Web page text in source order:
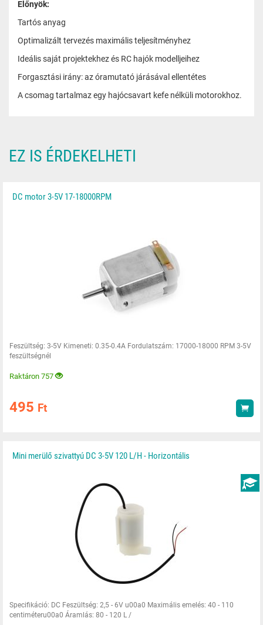
Előnyök:
Tartós anyag
Optimalizált tervezés maximális teljesítményhez
Ideális saját projektekhez és RC hajók modelljeihez
Forgasztási irány: az óramutató járásával ellentétes
A csomag tartalmaz egy hajócsavart kefe nélküli motorokhoz.
EZ IS ÉRDEKELHETI
DC motor 3-5V 17-18000RPM
Feszültség: 3-5V Kimeneti: 0.35-0.4A Fordulatszám: 17000-18000 RPM 3-5V
feszültségnél
Raktáron 757
495 Ft
Mini merülő szivattyú DC 3-5V 120 L/H - Horizontális
Specifikáció: DC Feszültség: 2,5 - 6V u00a0 Maximális emelés: 40 - 110
centiméteru00a0 Áramlás: 80 - 120 L /